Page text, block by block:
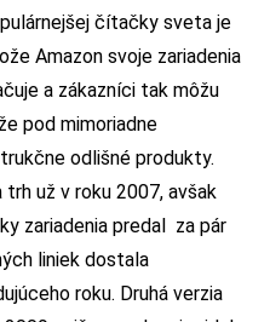
čítačky sveta je
Amazon svoje zariadenia
a zákazníci tak môžu
pod mimoriadne
odlišné produkty.
už v roku 2007, avšak
zariadenia predal za pár
liniek dostala
roku. Druhá verzia